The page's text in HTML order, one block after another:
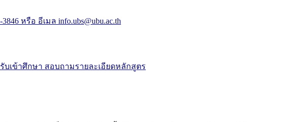
หรือ อีเมล info.ubs@ubu.ac.th
บเข้าศึกษา สอบถามรายละเอียดหลักสูตร